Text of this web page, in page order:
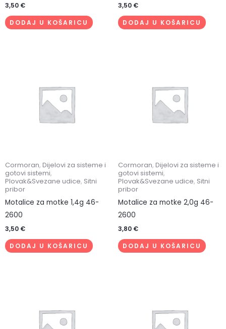
3,50 €
DODAJ U KOŠARICU
3,50 €
DODAJ U KOŠARICU
Cormoran, Dijelovi za sisteme i
gotovi sistemi,
Plovak&Svezane udice, Sitni
pribor
Motalice za motke 1,4g 46-
2600
3,50 €
DODAJ U KOŠARICU
Cormoran, Dijelovi za sisteme i
gotovi sistemi,
Plovak&Svezane udice, Sitni
pribor
Motalice za motke 2,0g 46-
2600
3,80 €
DODAJ U KOŠARICU